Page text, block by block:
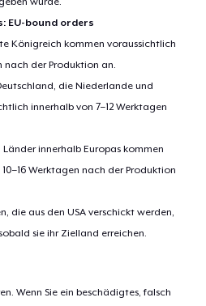
EU-bound orders
Königreich kommen voraussichtlich
nach der Produktion an.
die Niederlande und
innerhalb von 7–12 Werktagen
innerhalb Europas kommen
Werktagen nach der Produktion
die aus den USA verschickt werden,
sie ihr Zielland erreichen.
Wenn Sie ein beschädigtes, falsch